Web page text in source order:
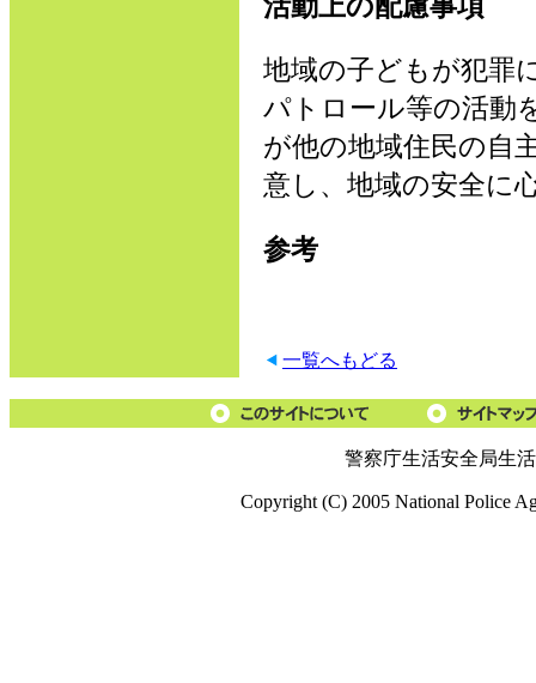
活動上の配慮事項
地域の子どもが犯罪
パトロール等の活動
が他の地域住民の自
意し、地域の安全に
参考
一覧へもどる
警察庁生活安全局生
Copyright (C) 2005 National Police